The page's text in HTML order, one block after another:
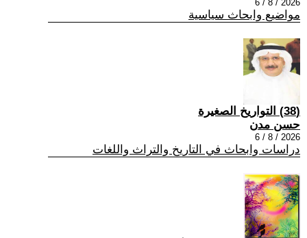
2026 / 8 / 6
مواضيع وابحاث سياسية
(38) التواريخ الصغيرة
حسن مدن
2026 / 8 / 6
دراسات وابحاث في التاريخ والتراث واللغات